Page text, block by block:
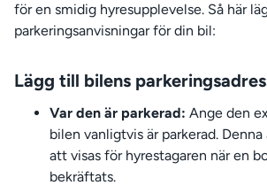
för en smidig hyresupplevelse. Så här
parkeringsanvisningar för din bil:
Lägg till bilens
Var den är parkerad: Ange den
bilen vanligtvis är parkerad.
att visas för hyrestagaren när en
bekräftats.